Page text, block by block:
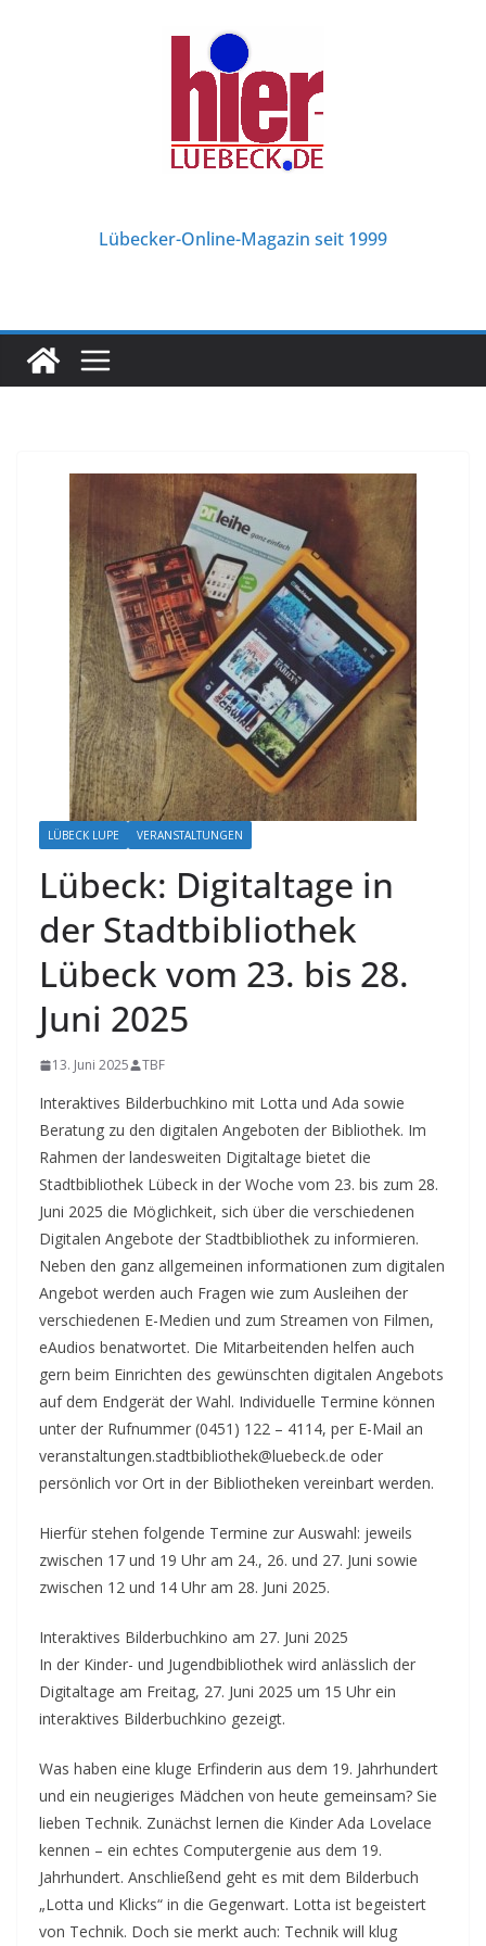
Lübecker-Online-Magazin seit 1999
LÜBECK LUPE VERANSTALTUNGEN
Lübeck: Digitaltage in
der Stadtbibliothek
Lübeck vom 23. bis 28.
Juni 2025
13. Juni 2025 TBF
Interaktives Bilderbuchkino mit Lotta und Ada sowie
Beratung zu den digitalen Angeboten der Bibliothek. Im
Rahmen der landesweiten Digitaltage bietet die
Stadtbibliothek Lübeck in der Woche vom 23. bis zum 28.
Juni 2025 die Möglichkeit, sich über die verschiedenen
Digitalen Angebote der Stadtbibliothek zu informieren.
Neben den ganz allgemeinen informationen zum digitalen
Angebot werden auch Fragen wie zum Ausleihen der
verschiedenen E-Medien und zum Streamen von Filmen,
eAudios benatwortet. Die Mitarbeitenden helfen auch
gern beim Einrichten des gewünschten digitalen Angebots
auf dem Endgerät der Wahl. Individuelle Termine können
unter der Rufnummer (0451) 122 – 4114, per E-Mail an
veranstaltungen.stadtbibliothek@luebeck.de oder
persönlich vor Ort in der Bibliotheken vereinbart werden.
Hierfür stehen folgende Termine zur Auswahl: jeweils
zwischen 17 und 19 Uhr am 24., 26. und 27. Juni sowie
zwischen 12 und 14 Uhr am 28. Juni 2025.
Interaktives Bilderbuchkino am 27. Juni 2025
In der Kinder- und Jugendbibliothek wird anlässlich der
Digitaltage am Freitag, 27. Juni 2025 um 15 Uhr ein
interaktives Bilderbuchkino gezeigt.
Was haben eine kluge Erfinderin aus dem 19. Jahrhundert
und ein neugieriges Mädchen von heute gemeinsam? Sie
lieben Technik. Zunächst lernen die Kinder Ada Lovelace
kennen – ein echtes Computergenie aus dem 19.
Jahrhundert. Anschließend geht es mit dem Bilderbuch
„Lotta und Klicks“ in die Gegenwart. Lotta ist begeistert
von Technik. Doch sie merkt auch: Technik will klug